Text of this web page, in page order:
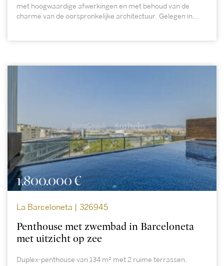
met hoogwaardige afwerkingen en met behoud van de
charme van de oorspronkelijke architectuur. Gelegen in...
1.800.000 €
La Barceloneta | 326945
Penthouse met zwembad in Barceloneta
met uitzicht op zee
Duplex-penthouse van 134 m² met 2 ruime terrassen,